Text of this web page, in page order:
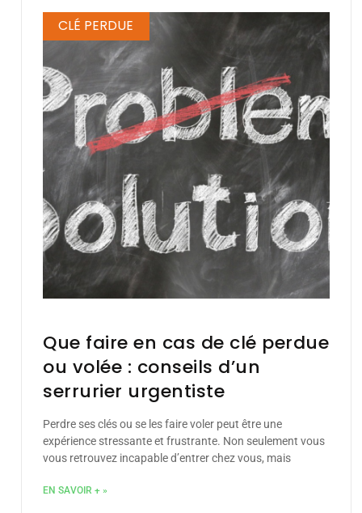
CLÉ PERDUE
Que faire en cas de clé perdue
ou volée : conseils d’un
serrurier urgentiste
Perdre ses clés ou se les faire voler peut être une
expérience stressante et frustrante. Non seulement vous
vous retrouvez incapable d’entrer chez vous, mais
EN SAVOIR + »